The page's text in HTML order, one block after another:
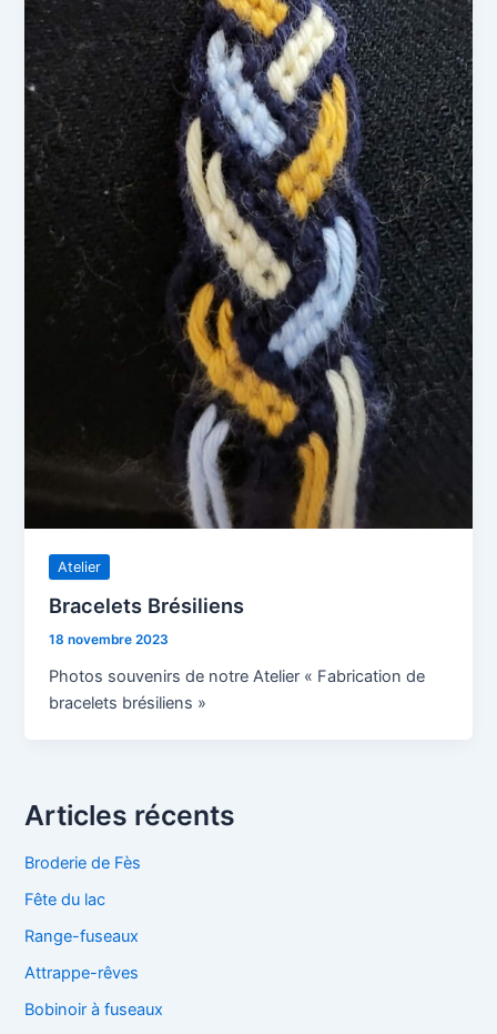
Atelier
Bracelets Brésiliens
18 novembre 2023
Photos souvenirs de notre Atelier « Fabrication de
bracelets brésiliens »
Articles récents
Broderie de Fès
Fête du lac
Range-fuseaux
Attrappe-rêves
Bobinoir à fuseaux